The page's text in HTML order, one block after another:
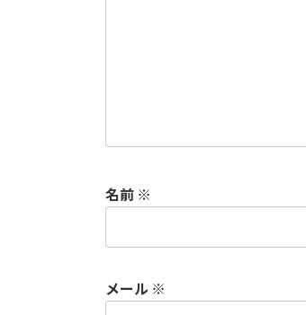
名前 ※
メール ※